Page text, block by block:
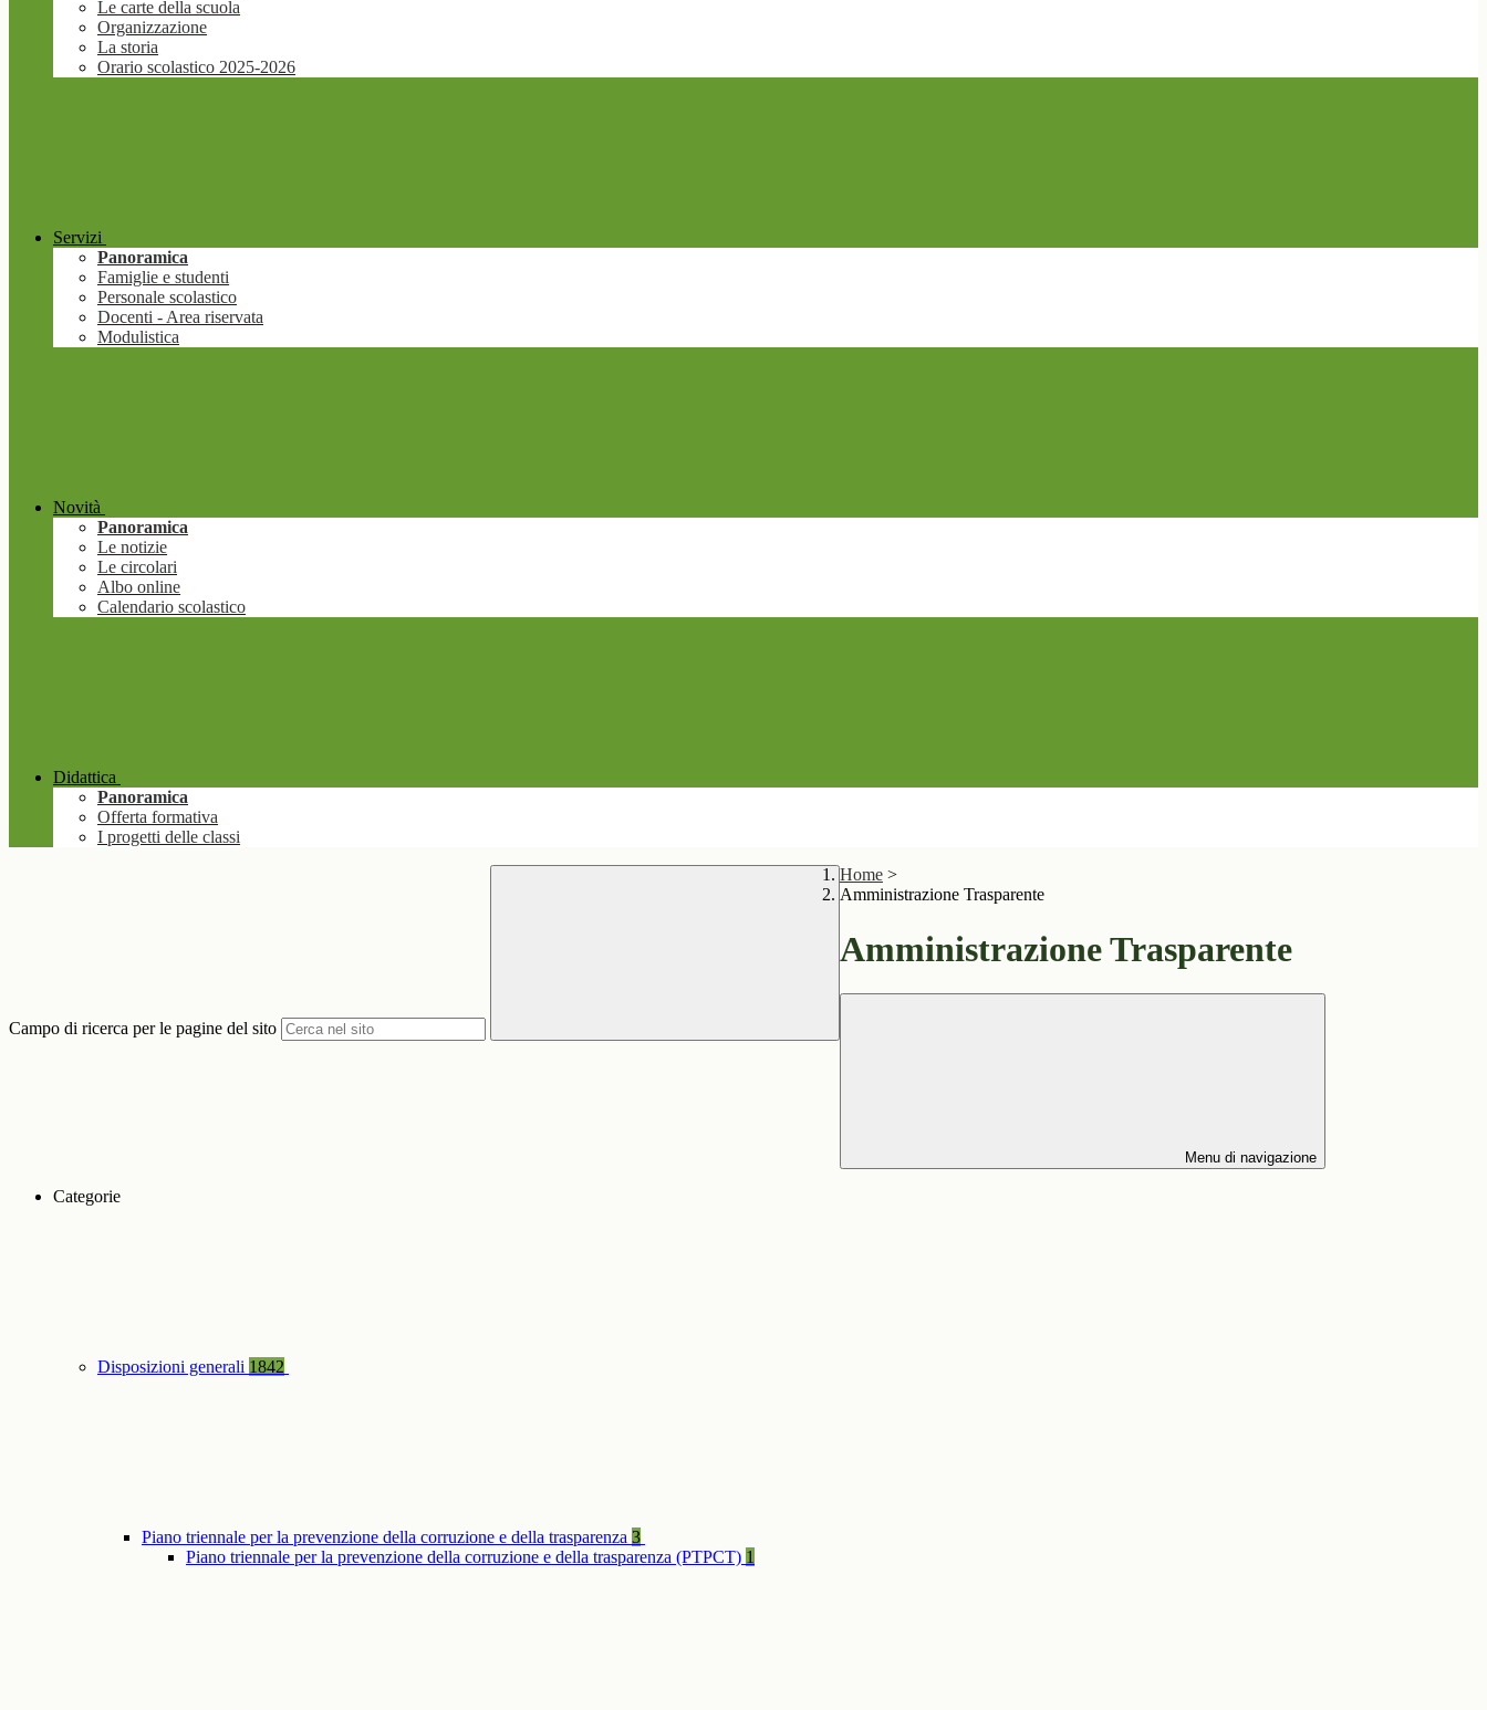
Le carte della scuola
Organizzazione
La storia
Orario scolastico 2025-2026
Servizi
Panoramica
Famiglie e studenti
Personale scolastico
Docenti - Area riservata
Modulistica
Novità
Panoramica
Le notizie
Le circolari
Albo online
Calendario scolastico
Didattica
Panoramica
Offerta formativa
I progetti delle classi
Campo di ricerca per le pagine del sito
Home >
Amministrazione Trasparente
Amministrazione Trasparente
Menu di navigazione
Categorie
Disposizioni generali 1842
Piano triennale per la prevenzione della corruzione e della trasparenza 3
Piano triennale per la prevenzione della corruzione e della trasparenza (PTPCT) 1